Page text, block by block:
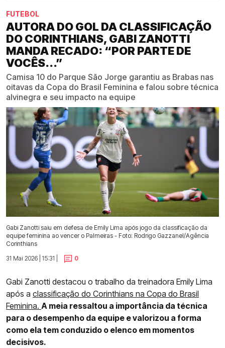
FUTEBOL
AUTORA DO GOL DA CLASSIFICAÇÃO
DO CORINTHIANS, GABI ZANOTTI
MANDA RECADO: “POR PARTE DE
VOCÊS...”
Camisa 10 do Parque São Jorge garantiu as Brabas nas
oitavas da Copa do Brasil Feminina e falou sobre técnica
alvinegra e seu impacto na equipe
Gabi Zanotti saiu em defesa de Emily Lima após jogo da classificação da
equipe feminina ao vencer o Palmeiras - Foto: Rodrigo Gazzanel/Agência
Corinthians
31 Mai 2026 | 15:31 |
0
Gabi Zanotti destacou o trabalho da treinadora Emily Lima
após a classificação do Corinthians na Copa do Brasil
Feminina. A meia ressaltou a importância da técnica
para o desempenho da equipe e valorizou a forma
como ela tem conduzido o elenco em momentos
decisivos.